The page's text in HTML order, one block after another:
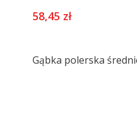
58,45 zł
Gąbka polerska